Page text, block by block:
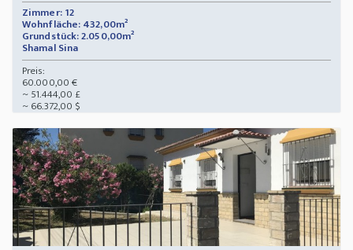
Zimmer: 12
Wohnfläche: 432,00m²
Grundstück: 2.050,00m²
Shamal Sina
Preis:
60.000,00 €
~ 51.444,00 £
~ 66.372,00 $